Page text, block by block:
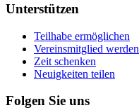
Unterstützen
Teilhabe ermöglichen
Vereinsmitglied werden
Zeit schenken
Neuigkeiten teilen
Folgen Sie uns